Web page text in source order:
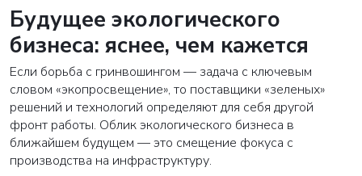
Будущее экологического
бизнеса: яснее, чем кажется
Если борьба с гринвошингом — задача с ключевым
словом «экопросвещение», то поставщики «зеленых»
решений и технологий определяют для себя другой
фронт работы. Облик экологического бизнеса в
ближайшем будущем — это смещение фокуса с
производства на инфраструктуру.